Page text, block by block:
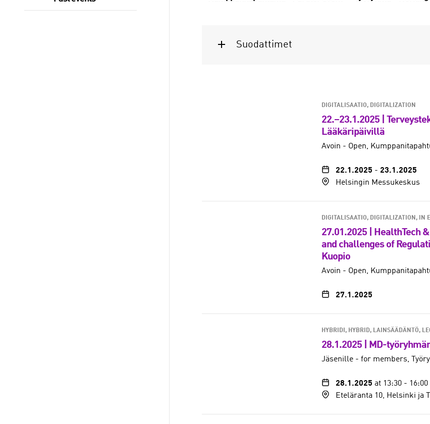
Suodattimet
DIGITALISAATIO, DIGITALIZATION
22.–23.1.2025 |
Lääkäripäivillä
Avoin - Open
22.1.2025 - 23.1.2025
Helsingin Messukeskus
DIGITALISAATIO, DIGITALIZATION IN
27.01.2025 | HealthTech
and challenges of
Kuopio
Avoin - Open
27.1.2025
HYBRIDI, HYBRID LAINSÄÄDÄNTÖ,
28.1.2025 | MD-
Jäsenille - for members
28.1.2025 at 13:30- 16:00
Eteläranta 10, Helsinki ja